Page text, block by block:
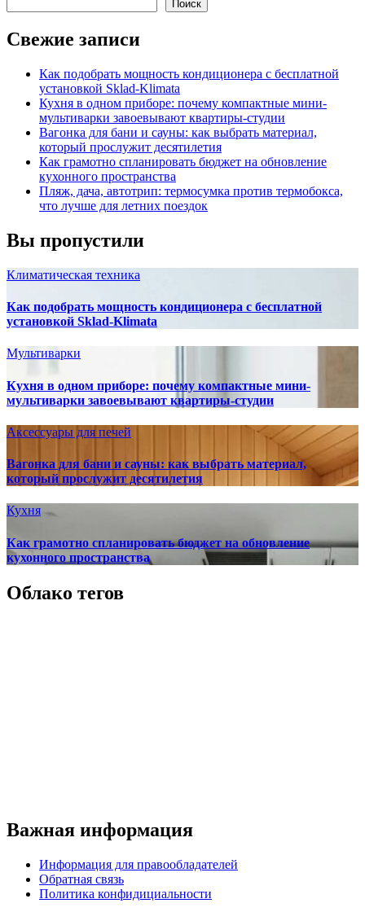
Поиск
Свежие записи
Как подобрать мощность кондиционера с бесплатной
установкой Sklad-Klimata
Кухня в одном приборе: почему компактные мини-
мультиварки завоевывают квартиры-студии
Вагонка для бани и сауны: как выбрать материал,
который прослужит десятилетия
Как грамотно спланировать бюджет на обновление
кухонного пространства
Пляж, дача, автотрип: термосумка против термобокса,
что лучше для летних поездок
Вы пропустили
Климатическая техника
Как подобрать мощность кондиционера с бесплатной
установкой Sklad-Klimata
Мультиварки
Кухня в одном приборе: почему компактные мини-
мультиварки завоевывают квартиры-студии
Аксессуары для печей
Вагонка для бани и сауны: как выбрать материал,
который прослужит десятилетия
Кухня
Как грамотно спланировать бюджет на обновление
кухонного пространства
Облако тегов
Важная информация
Информация для правообладателей
Обратная связь
Политика конфидициальности